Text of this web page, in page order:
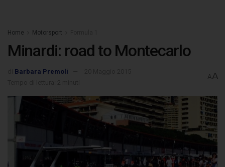
Home Motorsport
Minardi: road to Montecarlo
Barbara Premoli
AA